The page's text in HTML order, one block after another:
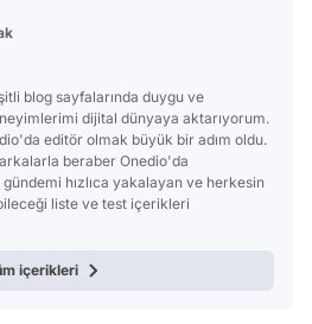
blog sayfalarında duygu ve
dijital dünyaya aktarıyorum.
editör olmak büyük bir adım oldu.
beraber Onedio'da
hızlıca yakalayan ve herkesin
liste ve test içerikleri
içerikleri